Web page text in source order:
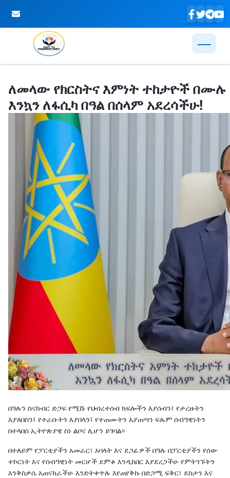
ለመላው የክርስትና እምነት ተከታዮች በሙሉ
እንኳን ለፋሲካ በዓል በሰላም አደረሳችሁ!
በዓሉን ስናከብር ድጋፍ የሚሹ የህብረተሰብ ክፍሎችን እያሰብን፤ የታረዙትን
እያለበስን፤ የተራቡትን እያበላን፤ የተጠሙትን እያጠጣን ፍጹም ሰብዓዊነትን
በተላበሰ ኢትዮጵያዊ ስነ ልቦና ሊሆን ይገባል፡፡
በተለይም የፓርቲያችን አመራር፣ አባላት እና ደጋፊዎች በዓሉ በፓርቲያችን የሰው
ተኮርነት እና የሰብዓዊነት መርሆች ደምቆ እንዲከበር እያደረጋችሁ የምትገኙትን
እንቅስቃሴ አጠናክራችሁ እንድትቀጥሉ እየጠየቅኩ በድጋሚ ፍቅር፣ ደስታን እና